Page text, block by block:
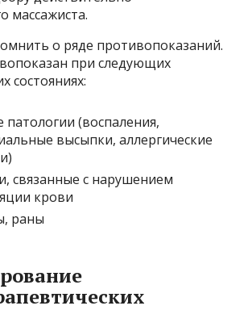
массажиста.
о ряде противопоказаний.
при следующих
состояниях:
(воспаления,
высыпки, аллергические
связанные с нарушением
крови
раны